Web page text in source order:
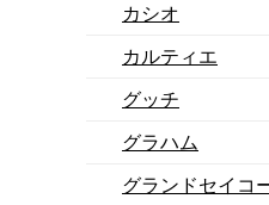
カシオ
カルティエ
グッチ
グラハム
グランドセイコ